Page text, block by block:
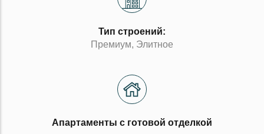
Тип строений:
Премиум, Элитное
Апартаменты с готовой отделкой